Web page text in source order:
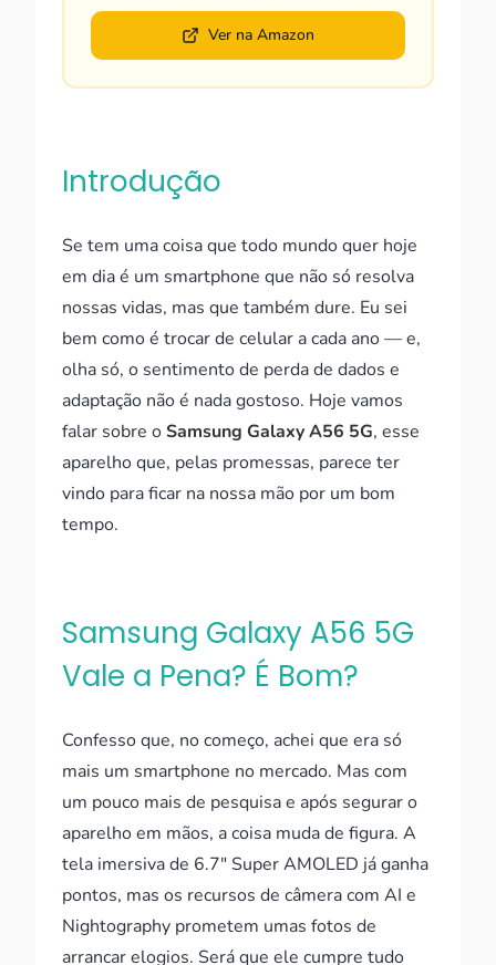
Ver na Amazon
Introdução
Se tem uma coisa que todo mundo quer hoje
em dia é um smartphone que não só resolva
nossas vidas, mas que também dure. Eu sei
bem como é trocar de celular a cada ano — e,
olha só, o sentimento de perda de dados e
adaptação não é nada gostoso. Hoje vamos
falar sobre oSamsung Galaxy A56 5G, esse
aparelho que, pelas promessas, parece ter
vindo para ficar na nossa mão por um bom
tempo.
Samsung Galaxy A56 5G
Vale a Pena? É Bom?
Confesso que, no começo, achei que era só
mais um smartphone no mercado. Mas com
um pouco mais de pesquisa e após segurar o
aparelho em mãos, a coisa muda de figura. A
tela imersiva de 6.7" Super AMOLED já ganha
pontos, mas os recursos de câmera com AI e
Nightography prometem umas fotos de
arrancar elogios. Será que ele cumpre tudo